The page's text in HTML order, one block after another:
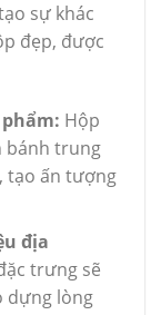
sự khác
đẹp, được
Hộp
bánh trung
tạo ấn tượng
địa
trưng sẽ
dựng lòng